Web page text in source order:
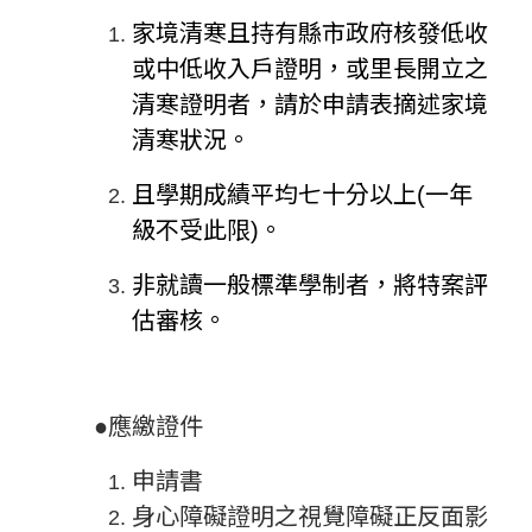
家境清寒且持有縣市政府核發低收
或中低收入戶證明，或里長開立之
清寒證明者，請於申請表摘述家境
清寒狀況。
且學期成績平均七十分以上(一年
級不受此限)。
非就讀一般標準學制者，將特案評
估審核。
●應繳證件
申請書
身心障礙證明之視覺障礙正反面影